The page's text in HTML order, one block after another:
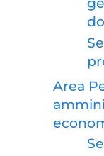
Area